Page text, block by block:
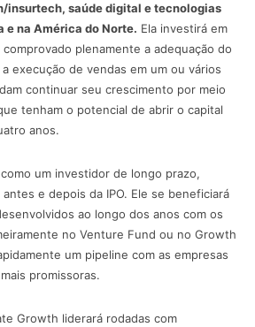
insurtech, saúde digital e tecnologias
e na América do Norte. Ela investirá em
plenamente a adequação do
execução de vendas em um ou vários
continuar seu crescimento por meio
tenham o potencial de abrir o capital
anos.
um investidor de longo prazo,
e depois da IPO. Ele se beneficiará
ao longo dos anos com os
no Venture Fund ou no Growth
um pipeline com as empresas
promissoras.
Growth liderará rodadas com